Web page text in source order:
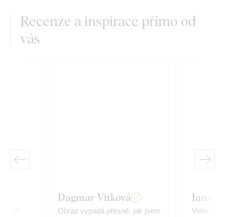
Recenze a inspirace přímo od
vás
Dagmar Vítková
Obraz vypadá přesně, jak jsem
Jana
Velmi